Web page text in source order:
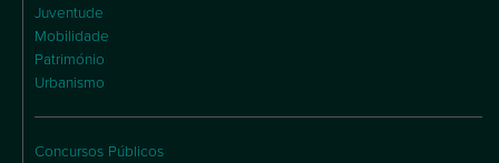
Juventude
Mobilidade
Património
Urbanismo
Concursos Públicos